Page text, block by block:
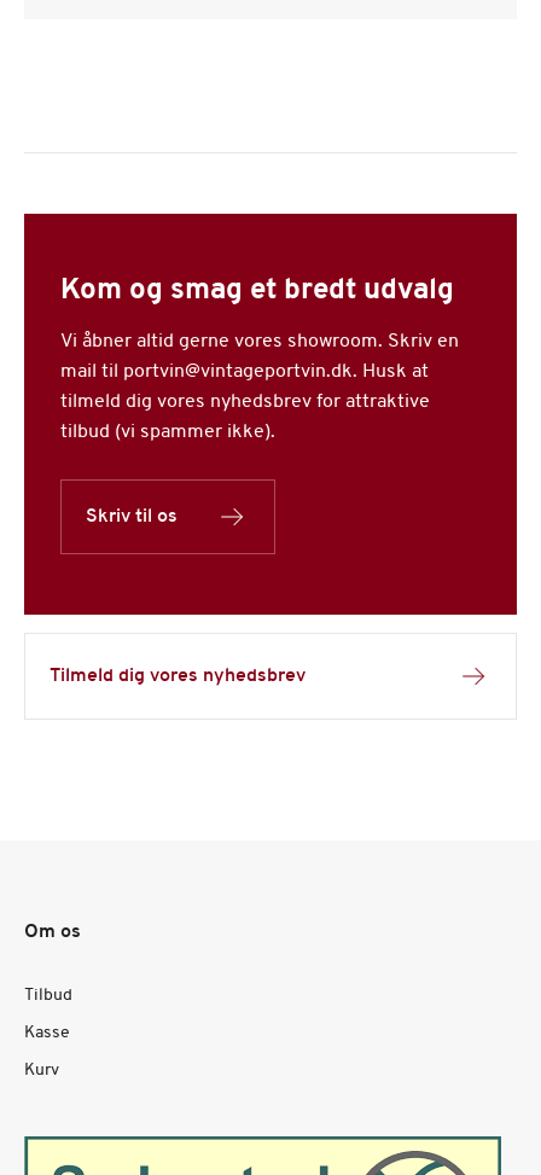
Tilmeld dig vores nyhedsbrev
Kom og smag et bredt udvalg
Vi åbner altid gerne vores showroom. Skriv en
mail til portvin@vintageportvin.dk. Husk at
tilmeld dig vores nyhedsbrev for attraktive
tilbud (vi spammer ikke).
Skriv til os
Om os
Tilbud
Kasse
Kurv